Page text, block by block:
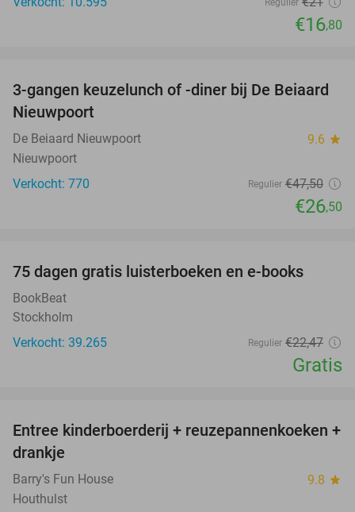
€16,80
44%
3-gangen keuzelunch of -diner bij De Beiaard
Nieuwpoort
De Beiaard Nieuwpoort 9.6 star
Nieuwpoort
Verkocht: 770
Regulier €47,50
€26,50
75 dagen gratis luisterboeken en e-books
BookBeat
Stockholm
Verkocht: 39.265
Regulier €22,47
Gratis
30%
Entree kinderboerderij + reuzepannenkoeken +
drankje
Barry's Fun House 9.8 star
Houthulst